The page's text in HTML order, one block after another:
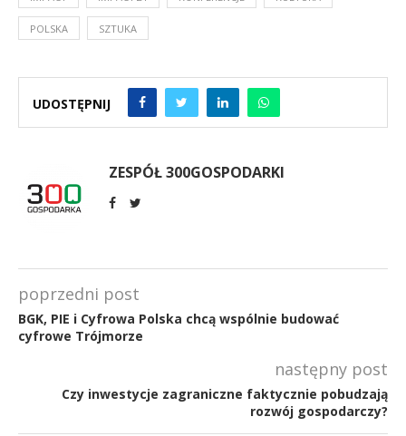
POLSKA SZTUKA
UDOSTĘPNIJ
ZESPÓŁ 300GOSPODARKI
poprzedni post
BGK, PIE i Cyfrowa Polska chcą wspólnie budować
cyfrowe Trójmorze
następny post
Czy inwestycje zagraniczne faktycznie pobudzają
rozwój gospodarczy?